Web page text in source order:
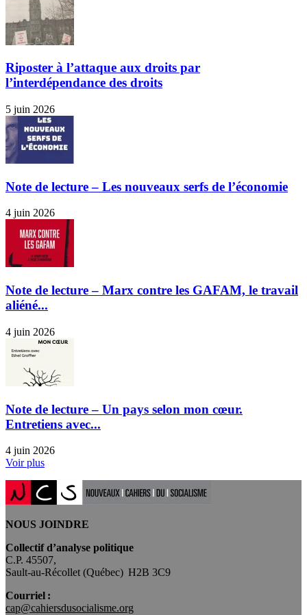
Riposter à l’attaque aux droits par
l’interdépendance des droits
5 juin 2026
Note de lecture – Les nouveaux serfs de l’économie
4 juin 2026
Note de lecture – Marx contre les GAFAM, le travail
aliéné...
4 juin 2026
Note de lecture – Un pays selon mon cœur.
Entretiens avec...
4 juin 2026
Voir plus
NOUS JOINDRE
Collectif d’analyse politique
C.P. 45507,
Sault-au-Récollet (Québec) H2B 3C9
Courriel :
cap@cahiersdusocialisme.org